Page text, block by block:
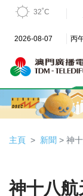
32˚C
2026-08-07 丙
主頁 新聞 > 神
神十八